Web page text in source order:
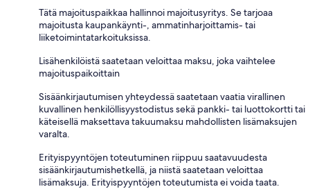
Tätä majoituspaikkaa hallinnoi majoitusyritys. Se tarjoaa
majoitusta kaupankäynti-, ammatinharjoittamis- tai
liiketoimintatarkoituksissa.
Lisähenkilöistä saatetaan veloittaa maksu, joka vaihtelee
majoituspaikoittain
Sisäänkirjautumisen yhteydessä saatetaan vaatia virallinen
kuvallinen henkilöllisyystodistus sekä pankki- tai luottokortti tai
käteisellä maksettava takuumaksu mahdollisten lisämaksujen
varalta.
Erityispyyntöjen toteutuminen riippuu saatavuudesta
sisäänkirjautumishetkellä, ja niistä saatetaan veloittaa
lisämaksuja. Erityispyyntöjen toteutumista ei voida taata.